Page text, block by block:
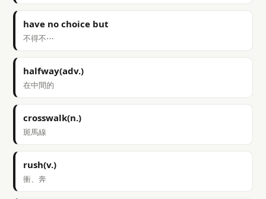
have no choice but
不得不⋯
halfway(adv.)
在中間的
crosswalk(n.)
斑馬線
rush(v.)
衝、奔